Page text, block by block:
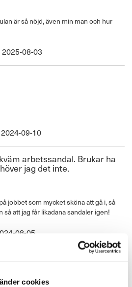
cookies
är så nöjd, även min man och hur
Publicerat
den
2025-08-03
Publicerat
den
2024-09-10
arbetssandal. Brukar ha
jag det inte.
jobbet som mycket sköna att gå i, så
så att jag får likadana sandaler igen!
08-05